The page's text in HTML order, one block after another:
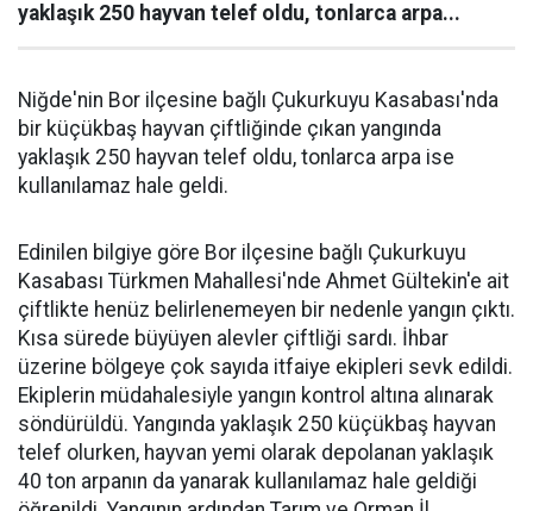
yaklaşık 250 hayvan telef oldu, tonlarca arpa...
Niğde'nin Bor ilçesine bağlı Çukurkuyu Kasabası'nda
bir küçükbaş hayvan çiftliğinde çıkan yangında
yaklaşık 250 hayvan telef oldu, tonlarca arpa ise
kullanılamaz hale geldi.
Edinilen bilgiye göre Bor ilçesine bağlı Çukurkuyu
Kasabası Türkmen Mahallesi'nde Ahmet Gültekin'e ait
çiftlikte henüz belirlenemeyen bir nedenle yangın çıktı.
Kısa sürede büyüyen alevler çiftliği sardı. İhbar
üzerine bölgeye çok sayıda itfaiye ekipleri sevk edildi.
Ekiplerin müdahalesiyle yangın kontrol altına alınarak
söndürüldü. Yangında yaklaşık 250 küçükbaş hayvan
telef olurken, hayvan yemi olarak depolanan yaklaşık
40 ton arpanın da yanarak kullanılamaz hale geldiği